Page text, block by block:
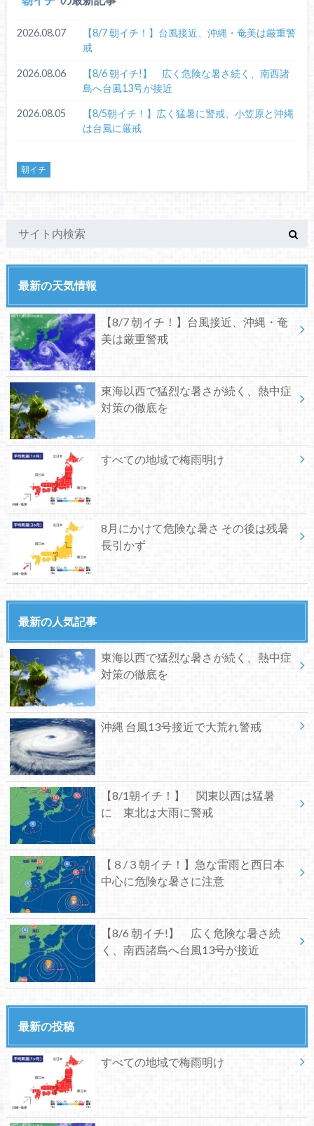
2026.08.07
【8/7 朝イチ！】台風接近、沖縄・奄美は厳重警
戒
2026.08.06
【8/6 朝イチ!】 広く危険な暑さ続く、南西諸
島へ台風13号が接近
2026.08.05
【8/5朝イチ！】広く猛暑に警戒、小笠原と沖縄
は台風に厳戒
朝イチ
最新の天気情報
【8/7 朝イチ！】台風接近、沖縄・奄
美は厳重警戒
東海以西で猛烈な暑さが続く、熱中症
対策の徹底を
すべての地域で梅雨明け
8月にかけて危険な暑さ その後は残暑
長引かず
最新の人気記事
東海以西で猛烈な暑さが続く、熱中症
対策の徹底を
沖縄 台風13号接近で大荒れ警戒
【8/1朝イチ！】 関東以西は猛暑
に 東北は大雨に警戒
【８/３朝イチ！】急な雷雨と西日本
中心に危険な暑さに注意
【8/6 朝イチ!】 広く危険な暑さ続
く、南西諸島へ台風13号が接近
最新の投稿
すべての地域で梅雨明け